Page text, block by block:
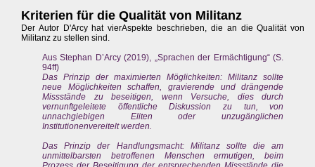
Kriterien für die Qualität von Militanz
Der Autor D'Arcy hat vierAspekte beschrieben, die an die Qualität von
Militanz zu stellen sind.
Aus Stephan D’Arcy (2019), „Sprachen der Ermächtigung“ (S.
94ff)
Das Prinzip der maximierten Möglichkeiten: Militanz sollte
neue Möglichkeiten schaffen, gravierende und drängende
Missstände zu beseitigen, wenn Versuche, dies durch
vernunftgeleitete öffentliche Diskussion zu tun, von
unnachgiebigen Eliten oder unzugänglichen
Institutionenvereitelt werden.
Das Prinzip der Handlungsmacht: Militanz sollte die am
unmittelbarsten betroffenen Menschen ermutigen, beim